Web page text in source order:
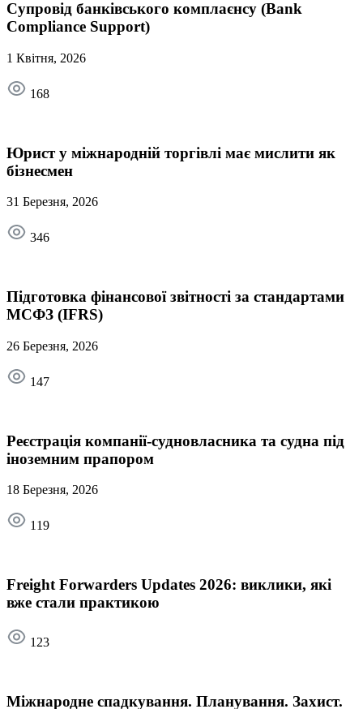
Супровід банківського комплаєнсу (Bank
Compliance Support)
1 Квітня, 2026
168
Юрист у міжнародній торгівлі має мислити як
бізнесмен
31 Березня, 2026
346
Підготовка фінансової звітності за стандартами
МСФЗ (IFRS)
26 Березня, 2026
147
Реєстрація компанії-судновласника та судна під
іноземним прапором
18 Березня, 2026
119
Freight Forwarders Updates 2026: виклики, які
вже стали практикою
123
Міжнародне спадкування. Планування. Захист.